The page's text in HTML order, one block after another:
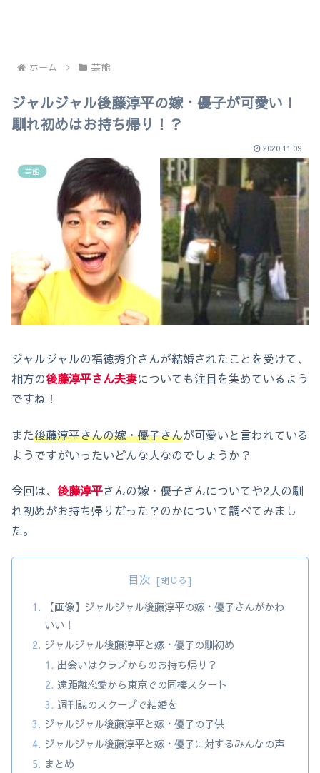
ホーム 芸能
ジャルジャル後藤淳平の嫁・優子が可愛い！
馴れ初めはお持ち帰り！？
2020.11.09
芸能
ジャルジャルの福徳秀介さんが結婚されたことを受けて、
相方の後藤淳平さん夫妻についても注目を集めているよう
ですね！
また後藤淳平さんの嫁・優子さんが可愛いと言われている
ようですがいったいどんな人なのでしょうか？
今回は、 後藤淳平さんの嫁・優子さんについてや2人の馴
れ初めがお持ち帰りだった？のかについて調べてみまし
た。
目次
【画像】ジャルジャル後藤淳平の嫁・優子さんがかわ
いい！
ジャルジャル後藤淳平と嫁・優子の馴初め
出会いはクラブからのお持ち帰り？
遠距離恋愛から東京での同棲スタート
週刊誌のスクープで結婚を
ジャルジャル後藤淳平と嫁・優子の子供
ジャルジャル後藤淳平と嫁・優子に対するみんなの声
まとめ